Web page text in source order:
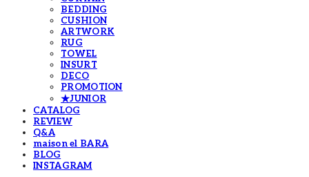
BEDDING
CUSHION
ARTWORK
RUG
TOWEL
INSURT
DECO
PROMOTION
★JUNIOR
CATALOG
REVIEW
Q&A
maison el BARA
BLOG
INSTAGRAM